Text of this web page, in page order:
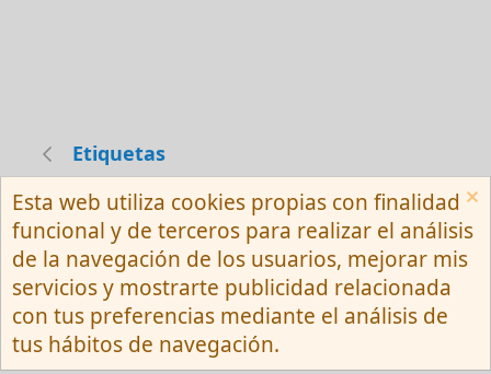
Etiquetas
Español (Neutro) Tu
Contactarnos
Términos y reglas
Privacy policy
Ayuda
R
S
S
Community platform by XenForo ® © 2010-
2026 XenForo Ltd.
Esta web utiliza cookies propias con finalidad
funcional y de terceros para realizar el análisis
de la navegación de los usuarios, mejorar mis
servicios y mostrarte publicidad relacionada
con tus preferencias mediante el análisis de
tus hábitos de navegación.